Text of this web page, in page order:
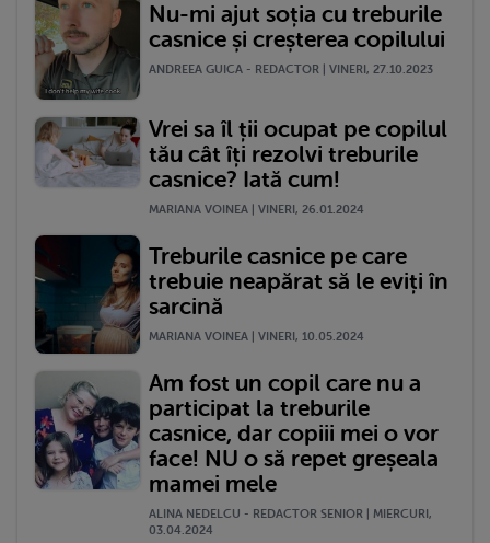
Nu-mi ajut soția cu treburile
casnice și creșterea copilului
ANDREEA GUICA - REDACTOR | VINERI, 27.10.2023
Vrei sa îl ții ocupat pe copilul
tău cât îți rezolvi treburile
casnice? Iată cum!
MARIANA VOINEA | VINERI, 26.01.2024
Treburile casnice pe care
trebuie neapărat să le eviți în
sarcină
MARIANA VOINEA | VINERI, 10.05.2024
Am fost un copil care nu a
participat la treburile
casnice, dar copiii mei o vor
face! NU o să repet greșeala
mamei mele
ALINA NEDELCU - REDACTOR SENIOR | MIERCURI,
03.04.2024